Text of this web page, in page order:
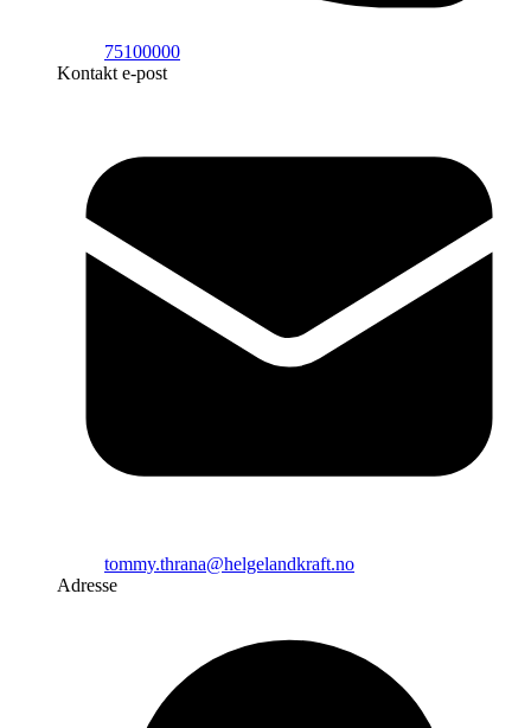
75100000
Kontakt e-post
tommy.thrana@helgelandkraft.no
Adresse